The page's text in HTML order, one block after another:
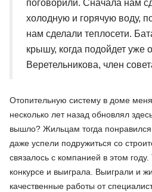
поговорили. Сначала нам
холодную и горячую воду,
нам сделали теплосети.
крышу, когда подойдет уже
Веретельникова, член
Отопительную систему в доме
несколько лет назад обновлял
вышло? Жильцам тогда понравился
даже успели подружиться со
связалось с компанией в этом
конкурсе и выиграла. Выиграли и
качественные работы от